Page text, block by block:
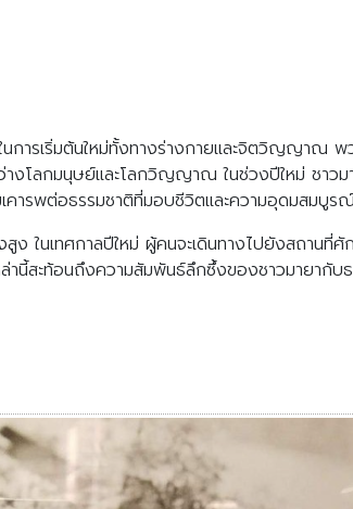
นการเริ่มต้นใหม่ทั้งทางร่างกายและจิตวิญญาณ
างโลกมนุษย์และโลกวิญญาณ ในช่วงปีใหม่ ชาว
คารพต่อธรรมชาติที่มอบชีวิตและความอุดมสมบูร
ในเทศกาลปีใหม่ ผู้คนจะเดินทางไปยังสถานที่ศั
สะท้อนถึงความสัมพันธ์ลึกซึ้งของชาวมายากับ